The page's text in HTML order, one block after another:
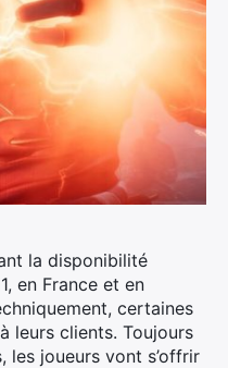
la disponibilité
en France et en
certaines
leurs clients. Toujours
les joueurs vont s’offrir